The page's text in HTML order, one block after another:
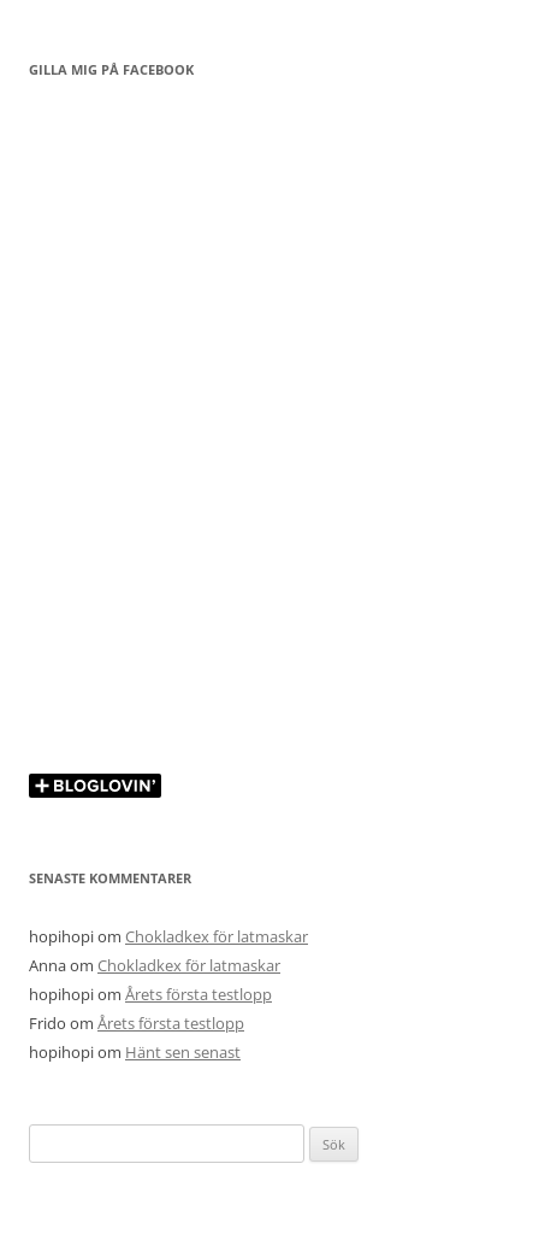
GILLA MIG PÅ FACEBOOK
SENASTE KOMMENTARER
hopihopiom Chokladkex för latmaskar
Annaom Chokladkex för latmaskar
hopihopiom Årets första testlopp
Frido om Årets första testlopp
hopihopiom Hänt sen senast
efter: